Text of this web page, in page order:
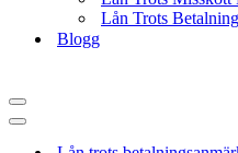
Lån Trots
Blogg
Navigeringsmeny
Navigeringsmeny